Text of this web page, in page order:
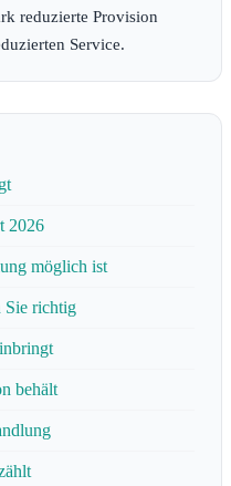
reduzierte Provision
Service.
2026
möglich ist
Sie richtig
behält